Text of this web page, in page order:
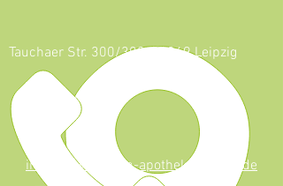
Tauchaer Str. 300/302, 04349 Leipzig
0341 - 247 53
624
info@loewenzahn-apotheke-leipzig.de